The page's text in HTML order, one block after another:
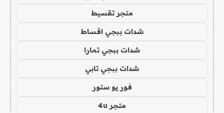
متجر تقسيط
شدات ببجي اقساط
شدات ببجي تمارا
شدات ببجي تابي
فور يو ستور
متجر 4u